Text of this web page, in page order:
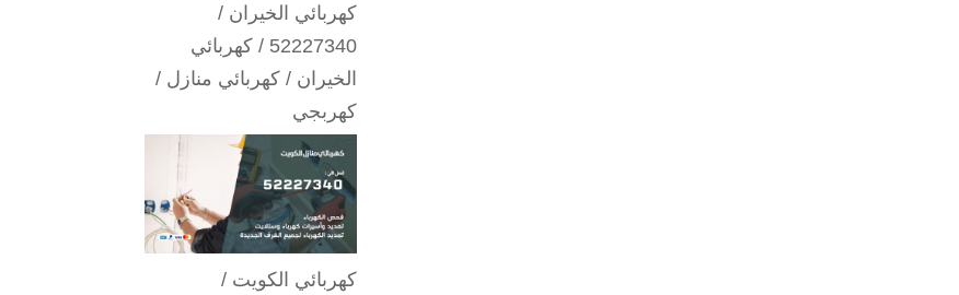
كهربائي الخيران /
52227340 / كهربائي
الخيران / كهربائي منازل /
كهربجي
كهربائي الكويت /